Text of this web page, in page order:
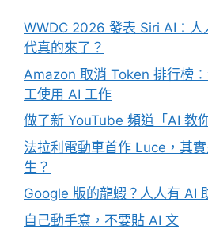
WWDC 2026 發表 Siri AI：
代真的來了？
Amazon 取消 Token 排行榜
工使用 AI 工作
做了新 YouTube 頻道「AI 教
法拉利電動車首作 Luce，其
生？
Google 版的龍蝦？人人有 AI
自己動手寫，不要貼 AI 文